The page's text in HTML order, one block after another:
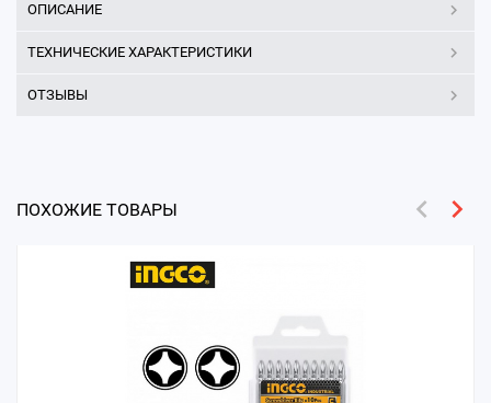
ОПИСАНИЕ
ТЕХНИЧЕСКИЕ ХАРАКТЕРИСТИКИ
ОТЗЫВЫ
ПОХОЖИЕ ТОВАРЫ